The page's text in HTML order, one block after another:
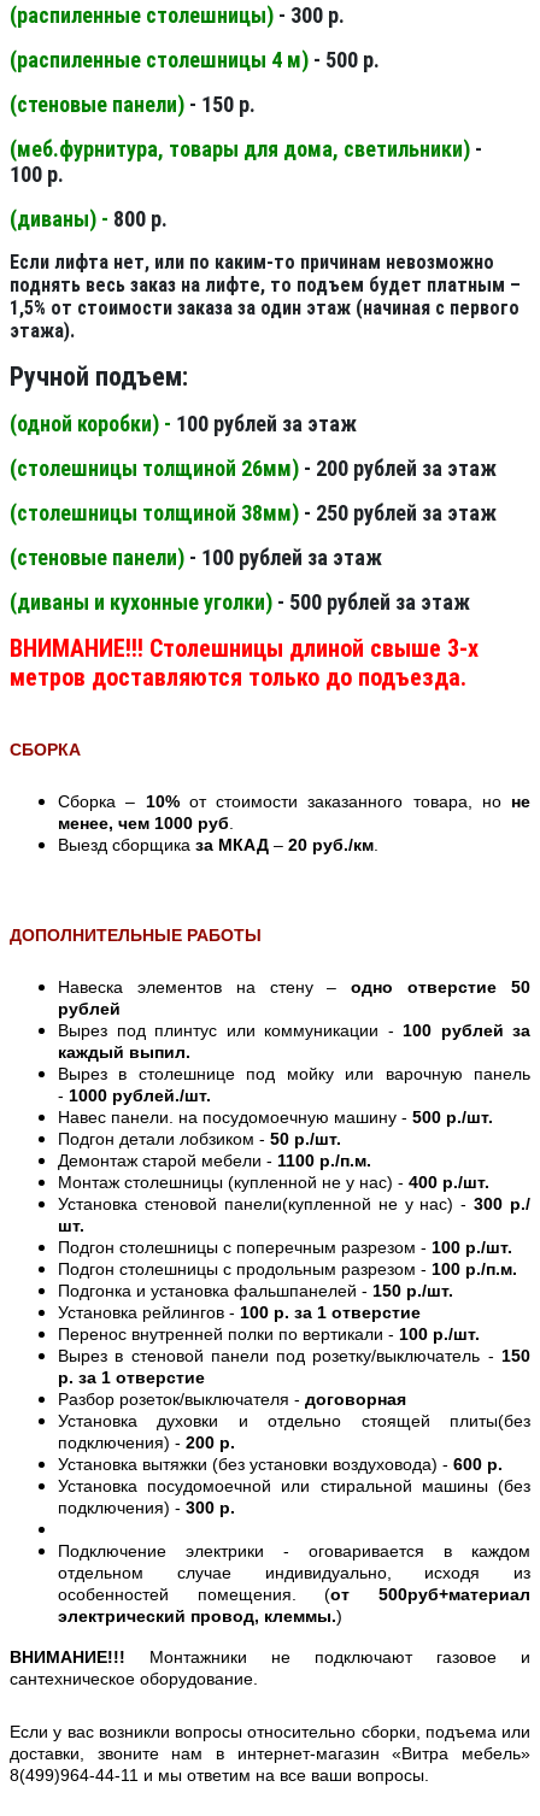
(распиленные столешницы) - 300 р.
(распиленные столешницы 4 м) - 500 р.
(стеновые панели) - 150 р.
(меб.фурнитура, товары для дома, светильники) -
100 р.
(диваны) - 800 р.
Если лифта нет, или по каким-то причинам невозможно
поднять весь заказ на лифте, то подъем будет платным –
1,5% от стоимости заказа за один этаж (начиная с первого
этажа).
Ручной подъем:
(одной коробки) - 100 рублей за этаж
(столешницы толщиной 26мм) - 200 рублей за этаж
(столешницы толщиной 38мм) - 250 рублей за этаж
(стеновые панели) - 100 рублей за этаж
(диваны и кухонные уголки) - 500 рублей за этаж
ВНИМАНИЕ!!! Столешницы длиной свыше 3-х
метров доставляются только до подъезда.
СБОРКА
Сборка – 10%от стоимости заказанного товара, но не
менее, чем 1000 руб
Выезд сборщика за МКАД – 20 руб./км
ДОПОЛНИТЕЛЬНЫЕ РАБОТЫ
Навеска элементов на стену –одно отверстие 50
рублей
Вырез под плинтус или коммуникации - 100 рублей за
каждый выпил.
Вырез в столешнице под мойку или варочную панель
- 1000 рублей./шт.
Навес панели. на посудомоечную машину - 500 р./шт.
Подгон детали лобзиком - 50 р./шт.
Демонтаж старой мебели - 1100 р./п.м.
Монтаж столешницы (купленной не у нас) - 400 р./шт.
Установка стеновой панели(купленной не у нас) -300 р./
шт.
Подгон столешницы с поперечным разрезом - 100 р./шт.
Подгон столешницы с продольным разрезом - 100 р./п.м.
Подгонка и установка фальшпанелей - 150 р./шт.
Установка рейлингов - 100 р. за 1 отверстие
Перенос внутренней полки по вертикали - 100 р./шт.
Вырез в стеновой панели под розетку/выключатель - 150
р. за 1 отверстие
Разбор розеток/выключателя - договорная
Установка духовки и отдельно стоящей плиты(без
подключения) - 200 р.
Установка вытяжки (без установки воздуховода) - 600 р.
Установка посудомоечной или стиральной машины (без
подключения) - 300 р.
Подключение электрики - оговаривается в каждом
отдельном случае индивидуально, исходя из
особенностей помещения. (от 500руб+материал
электрический провод, клеммы.)
ВНИМАНИЕ!!! Монтажники не подключают газовое и
сантехническое оборудование.
Если у вас возникли вопросы относительно сборки, подъема или
доставки, звоните нам в интернет-магазин «Витра мебель»
8(499)964-44-11 и мы ответим на все ваши вопросы.